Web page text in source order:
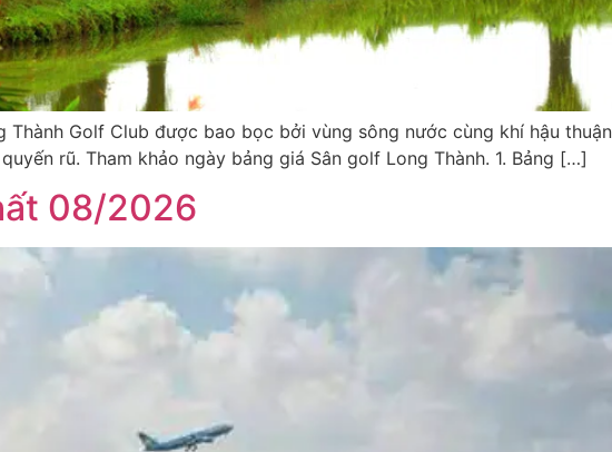
Golf Club được bao bọc bởi vùng sông nước cùng khí hậu
rũ. Tham khảo ngày bảng giá Sân golf Long Thành. 1. Bảng […]
08/2026